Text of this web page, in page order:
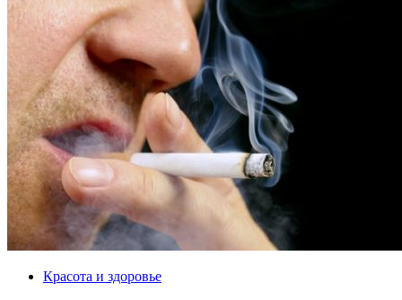
Красота и здоровье